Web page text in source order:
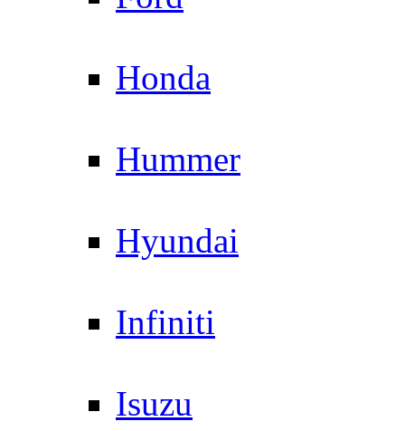
Honda
Hummer
Hyundai
Infiniti
Isuzu